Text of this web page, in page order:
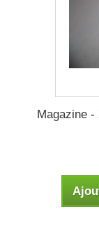
Magazine -